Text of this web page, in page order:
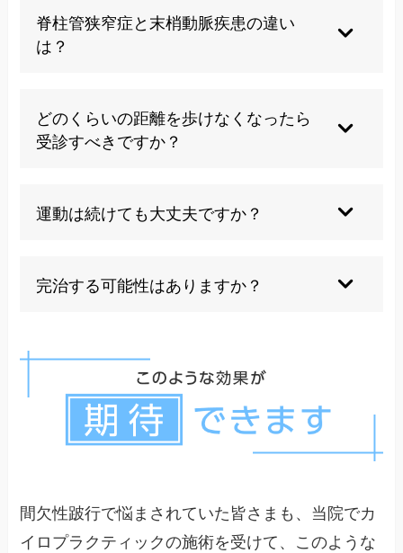
です。また、喫煙は血流を悪化させるため禁煙が
重要です。
脊柱管狭窄症と末梢動脈疾患の違い
は？
になります。末梢動脈疾患は血流障害が原因で、
姿勢に関係なく休息で改善します。
どのくらいの距離を歩けなくなったら
受診すべきですか？
に支障をきたすようになったら早めの受診をお勧
めします。
運動は続けても大丈夫ですか？
じて強度を調整し、専門家の指導を受けることが
大切です。
完治する可能性はありますか？
の大幅な改善や日常生活の質の向上は十分に期待
間欠性跛行で悩まされていた皆さまも、当院でカ
イロプラクティックの施術を受けて、このような